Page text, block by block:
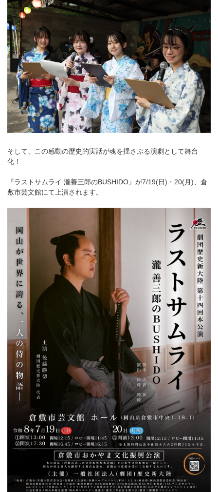
そして、この感動の歴史的実話が魂を揺さぶる演劇として舞台
化！
『ラストサムライ 瀧善三郎のBUSHIDO』が7/19(日)・20(月)、倉
敷市芸文館にて上演されます。